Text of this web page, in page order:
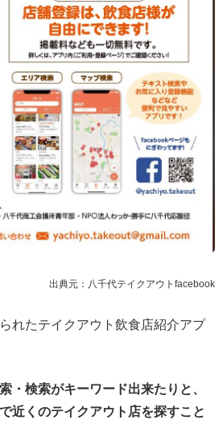
出典元：八千代テイクアウトfacebook
れたテイクアウト飲食店紹介アプ
・検索がキーワード出来たりと、
近くのテイクアウト店を探すこと